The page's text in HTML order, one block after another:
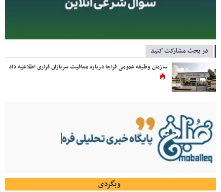
در بحث مشارکت کنید
سازمان وظیفه عمومی فراجا درباره معافیت سربازان فراری اطلاعیه داد
وبگردی